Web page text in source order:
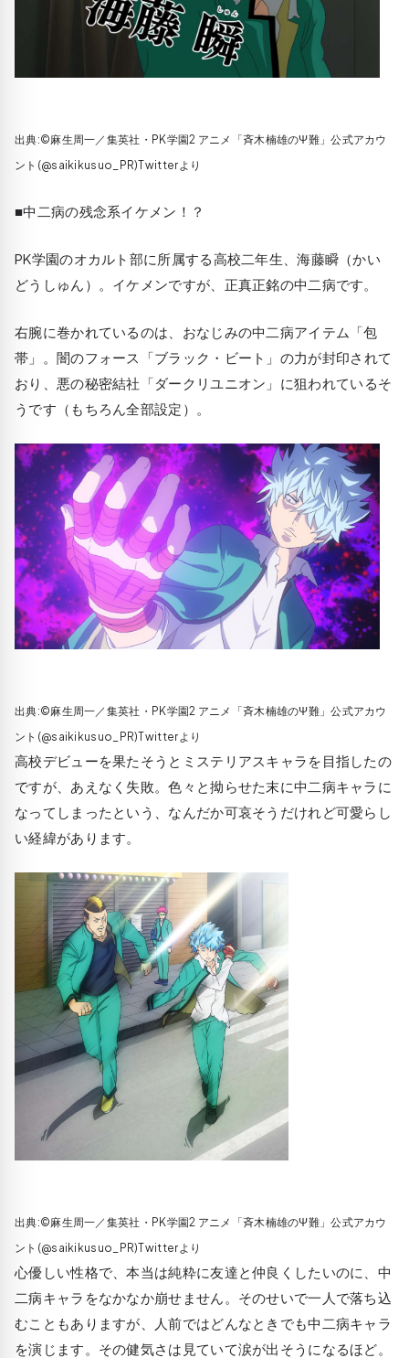
出典:©麻生周一／集英社・PK学園2 アニメ「斉木楠雄のΨ難」公式アカウ
ント(@saikikusuo_PR)Twitterより
■中二病の残念系イケメン！？
PK学園のオカルト部に所属する高校二年生、海藤瞬（かい
どうしゅん）。イケメンですが、正真正銘の中二病です。
右腕に巻かれているのは、おなじみの中二病アイテム「包
帯」。闇のフォース
「ブラック・ビート」 の力が封印されて
おり、悪の秘密結社 「ダークリユニオン」 に狙われているそ
うです（もちろん全部設定）。
出典:©麻生周一／集英社・PK学園2 アニメ「斉木楠雄のΨ難」公式アカウ
ント(@saikikusuo_PR)Twitterより
高校デビューを果たそうとミステリアスキャラを目指したの
ですが、あえなく失敗。色々と拗らせた末に中二病キャラに
なってしまったという、なんだか可哀そうだけれど可愛らし
い経緯があります。
出典:©麻生周一／集英社・PK学園2 アニメ「斉木楠雄のΨ難」公式アカウ
ント(@saikikusuo_PR)Twitterより
心優しい性格で、本当は純粋に友達と仲良くしたいのに、中
二病キャラをなかなか崩せません。そのせいで一人で落ち込
むこともありますが、人前ではどんなときでも中二病キャラ
を演じます。その健気さは見ていて涙が出そうになるほど。